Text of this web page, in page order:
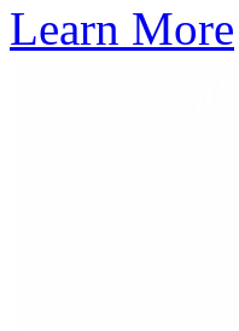
Learn More